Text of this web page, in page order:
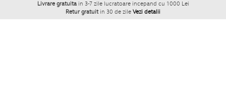
Livrare gratuita in 3-7 zile lucratoare incepand cu 1000 Lei
Retur gratuit in 30 de zile Vezi detalii